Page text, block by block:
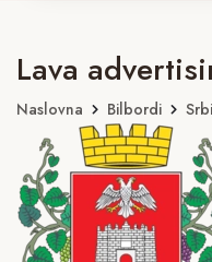
Lava
Naslovna Bilbordi